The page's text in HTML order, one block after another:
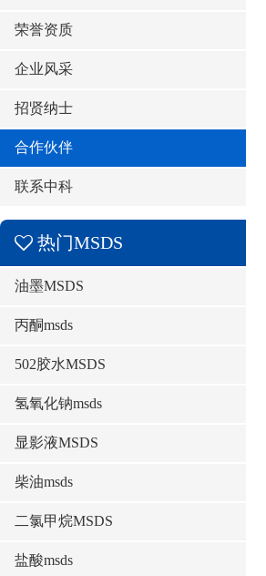
荣誉资质
企业风采
招贤纳士
合作伙伴
联系中科
热门MSDS
油墨MSDS
丙酮msds
502胶水MSDS
氢氧化钠msds
显影液MSDS
柴油msds
二氯甲烷MSDS
盐酸msds